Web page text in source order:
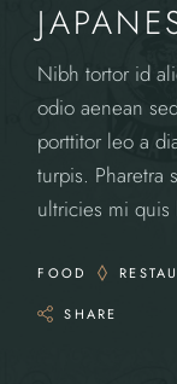
Nibh tortor id
odio aenean
porttitor leo a
turpis. Pharetra
ultricies mi
FOOD
SHARE